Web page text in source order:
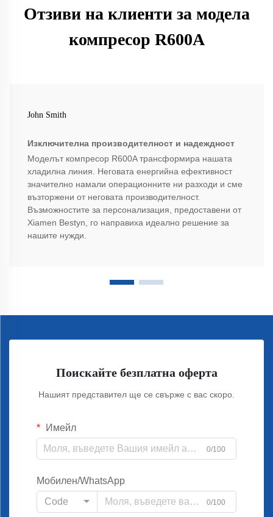
Отзиви на клиенти за модела
компресор R600A
John Smith
Изключителна производителност и надеждност
Моделът компресор R600A трансформира нашата
хладилна линия. Неговата енергийна ефективност
значително намали операционните ни разходи и сме
възторжени от неговата производителност.
Възможностите за персонализация, предоставени от
Xiamen Bestyn, го направиха идеално решение за
нашите нужди.
Поискайте безплатна оферта
Нашият представител ще се свърже с вас скоро.
Имейл
0/100
Мобилен/WhatsApp
Code
0/100